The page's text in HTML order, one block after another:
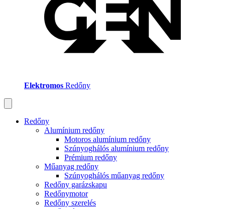
Elektromos Redőny
Redőny
Alumínium redőny
Motoros alumínium redőny
Szúnyoghálós alumínium redőny
Prémium redőny
Műanyag redőny
Szúnyoghálós műanyag redőny
Redőny garázskapu
Redőnymotor
Redőny szerelés